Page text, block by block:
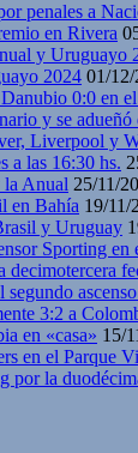
penales a
en Rivera
y Uruguayo
2024 01/
0:0 en
y se
Liverpool y
a las 16:30 hs.
la Anual 25/11/
en Bahía 19/11/
y Uruguay
Sporting en
decimotercera
3:2 a
en «casa» 15/
en el Parque
por la